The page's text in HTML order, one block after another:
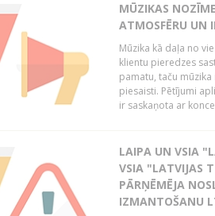
MŪZIKAS
ATMOSFĒRU UN
Mūzika kā daļa no
klientu pieredzes
pamatu, taču
piesaisti. Pētījumi
ir saskaņota ar
LAIPA UN VSIA
VSIA "LATVIJAS
PĀRŅĒMĒJA
IZMANTOŠANU